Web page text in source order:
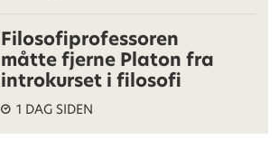
Filosofiprofessoren
måtte fjerne Platon fra
introkurset i filosofi
1 DAG SIDEN